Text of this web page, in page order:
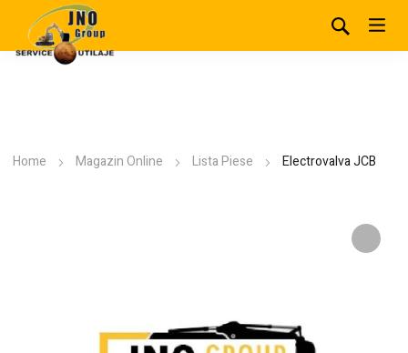
Home Magazin Online Lista Piese Electrovalva JCB